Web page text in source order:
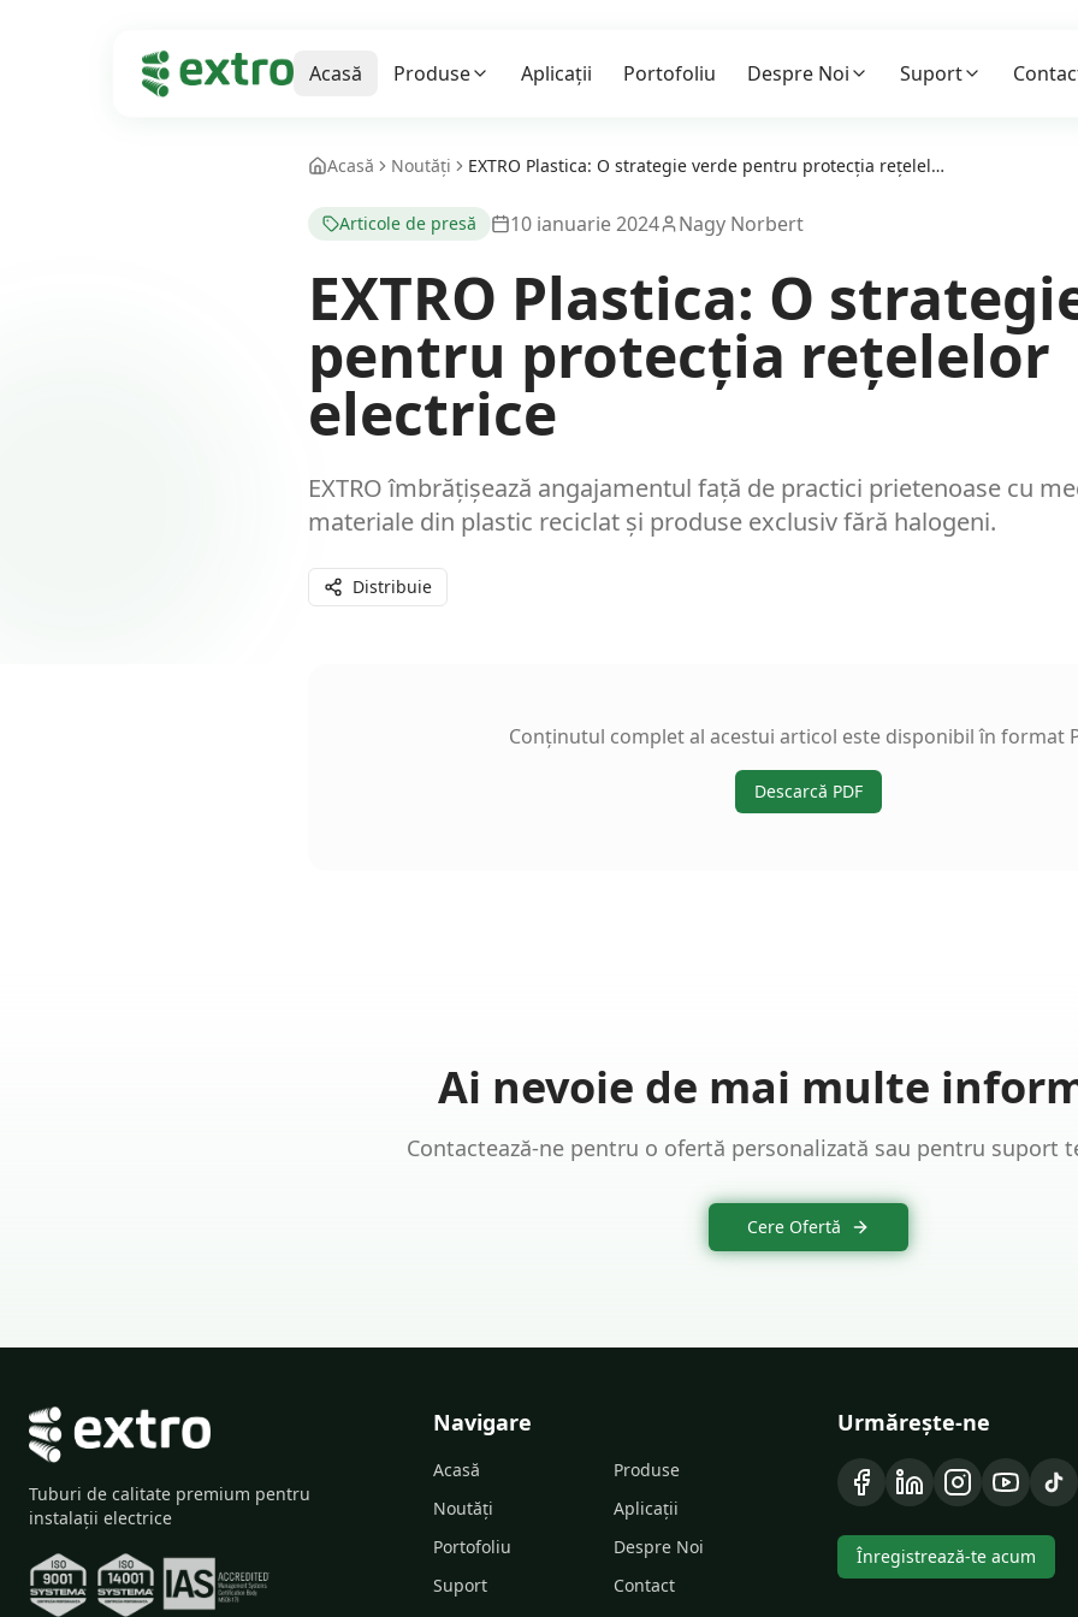
Acasă Produse Aplicații Portofoliu Despre Noi Suport
Acasă Noutăți EXTRO Plastica: O strategie verde pentru protecția rețelelor electrice
Articole de presă 10 ianuarie 2024 Nagy Norbert
EXTRO Plastica: O
pentru protecția rețelelor
electrice
EXTRO îmbrățișează angajamentul față de practici prietenoase cu
materiale din plastic reciclat și produse exclusiv fără halogeni.
Distribuie
Conținutul complet al acestui articol este disponibil în format
Descarcă PDF
Ai nevoie de mai multe
Contactează-ne pentru o ofertă personalizată sau pentru suport
Cere Ofertă
Tuburi de calitate premium pentru
instalații electrice
Navigare
Acasă
Produse
Noutăți
Aplicații
Portofoliu
Despre Noi
Suport
Contact
Urmărește-ne
Înregistrează-te acum